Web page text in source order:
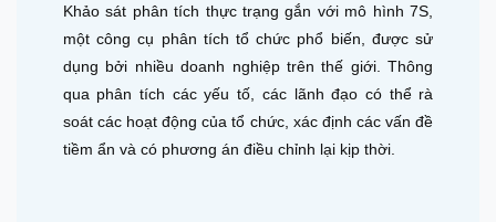
Khảo sát phân tích thực trạng gắn với mô hình 7S,
một công cụ phân tích tổ chức phổ biến, được sử
dụng bởi nhiều doanh nghiệp trên thế giới. Thông
qua phân tích các yếu tố, các lãnh đạo có thể rà
soát các hoạt động của tổ chức, xác định các vấn đề
tiềm ẩn và có phương án điều chỉnh lại kịp thời.